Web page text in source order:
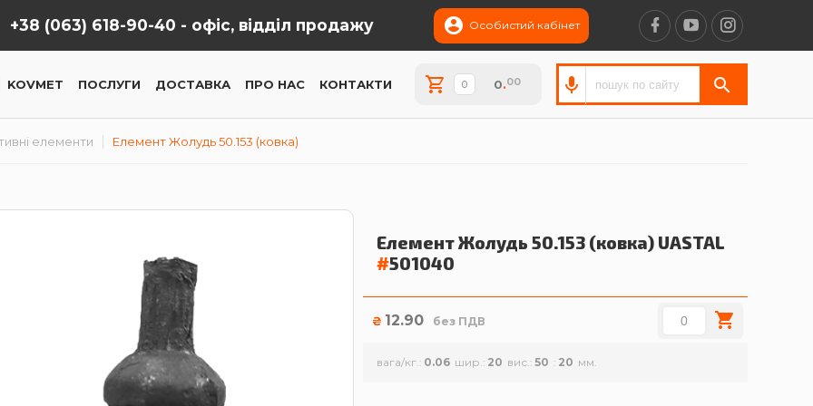
+38 (063) 618-90-40 - офіс, відділ продажу Особистий кабінет
KOVMET ПОСЛУГИ ДОСТАВКА ПРО НАС КОНТАКТИ 0.00
елементи Елемент Жолудь 50.153 (ковка)
Елемент Жолудь 50.153 (ковка) UASTAL
#501040
₴ 12.90 без ПДВ
вага/кг. 0.06 шир. 20 вис. 50 20